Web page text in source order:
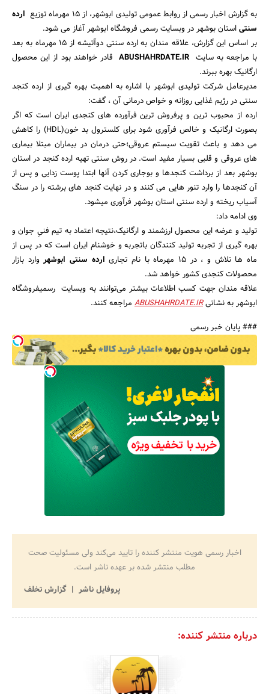
بانک، بیمه و سرمایه
مسکن و ساختمان
جستجو
به گزارش اخبار رسمی از روابط عمومی تولیدی ابوشهر، از 15 مهرماه توزیع
ارده
سنتیاستان بوشهر در وبسایت رسمی فروشگاه ابوشهر آغاز می شود.
بر اساس این گزارش، علاقه مندان به ارده سنتی دوآتیشه از 15 مهرماه به بعد
با مراجعه به سایت ABUSHAHRDATE.IRقادر خواهند بود از این محصول
ارگانیک بهره ببرند.
مدیرعامل شرکت تولیدی ابوشهر با اشاره به اهمیت بهره گیری از ارده کنجد
سنتی در رژیم غذایی روزانه و خواص درمانی آن ، گفت:
ارده از محبوب ترین و پرفروش ترین فرآورده های کنجدی ایران است که اگر
بصورت ارگانیک و خالص فرآوری شود برای کلسترول بد خون(HDL) را کاهش
می دهد و باعث تقویت سیستم عروقی؛حتی درمان در بیماران مبتلا بیماری
های عروقی و قلبی بسیار مفید است. در روش سنتی تهیه ارده کنجد در استان
بوشهر بعد از برداشت کنجدها و بوجاری کردن آنها ابتدا پوست زدایی و پس از
آن کنجدها را وارد تنور هایی می کنند و در نهایت کنجد های برشته را در سنگ
آسیاب ریخته و ارده سنتی استان بوشهر فرآوری میشود.
وی ادامه داد:
تولید و عرضه این محصول ارزشمند و ارگانیک،نتیجه اعتماد به تیم فنیِ جوان و
بهره گیری از تجربه تولید کنندگان باتجربه و خوشنام ایران است که در پس از
ماه ها تلاش و ، در 15 مهرماه با نام تجاری
ارده سنتی ابوشهروارد بازار
محصولات کنجدی کشور خواهد شد.
علاقه مندان جهت کسب اطلاعات بیشتر می‌توانند به وبسایت رسمیفروشگاه
ابوشهر به نشانیABUSHAHRDATE.IR مراجعه کنند.
### پایان خبر رسمی
اخبار رسمی هویت منتشر کننده را تایید می‌کند ولی مسئولیت صحت
مطلب منتشر شده بر عهده ناشر است.
پروفایل ناشر
گزارش تخلف
درباره منتشر کننده: